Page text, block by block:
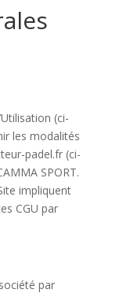
(ci-
les modalités
padel.fr (ci-
SPORT.
impliquent
CGU par
par